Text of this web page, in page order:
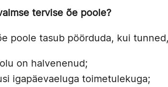
tervise õe poole?
poole tasub pöörduda, kui
on halvenenud;
igapäevaeluga toimetulekuga;